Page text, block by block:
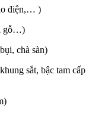
điện,… )
gỗ…)
chà sàn)
sắt, bậc tam cấp